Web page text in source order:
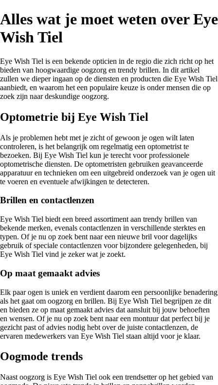
Alles wat je moet weten over Eye
Wish Tiel
Eye Wish Tiel is een bekende opticien in de regio die zich richt op het
bieden van hoogwaardige oogzorg en trendy brillen. In dit artikel
zullen we dieper ingaan op de diensten en producten die Eye Wish Tiel
aanbiedt, en waarom het een populaire keuze is onder mensen die op
zoek zijn naar deskundige oogzorg.
Optometrie bij Eye Wish Tiel
Als je problemen hebt met je zicht of gewoon je ogen wilt laten
controleren, is het belangrijk om regelmatig een optometrist te
bezoeken. Bij Eye Wish Tiel kun je terecht voor professionele
optometrische diensten. De optometristen gebruiken geavanceerde
apparatuur en technieken om een uitgebreid onderzoek van je ogen uit
te voeren en eventuele afwijkingen te detecteren.
Brillen en contactlenzen
Eye Wish Tiel biedt een breed assortiment aan trendy brillen van
bekende merken, evenals contactlenzen in verschillende sterktes en
typen. Of je nu op zoek bent naar een nieuwe bril voor dagelijks
gebruik of speciale contactlenzen voor bijzondere gelegenheden, bij
Eye Wish Tiel vind je zeker wat je zoekt.
Op maat gemaakt advies
Elk paar ogen is uniek en verdient daarom een persoonlijke benadering
als het gaat om oogzorg en brillen. Bij Eye Wish Tiel begrijpen ze dit
en bieden ze op maat gemaakt advies dat aansluit bij jouw behoeften
en wensen. Of je nu op zoek bent naar een montuur dat perfect bij je
gezicht past of advies nodig hebt over de juiste contactlenzen, de
ervaren medewerkers van Eye Wish Tiel staan altijd voor je klaar.
Oogmode trends
Naast oogzorg is Eye Wish Tiel ook een trendsetter op het gebied van